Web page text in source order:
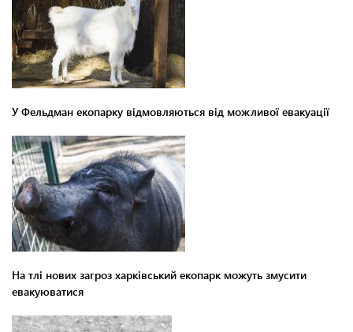
У Фельдман екопарку відмовляються від можливої евакуації
На тлі нових загроз харківський екопарк можуть змусити
евакуюватися